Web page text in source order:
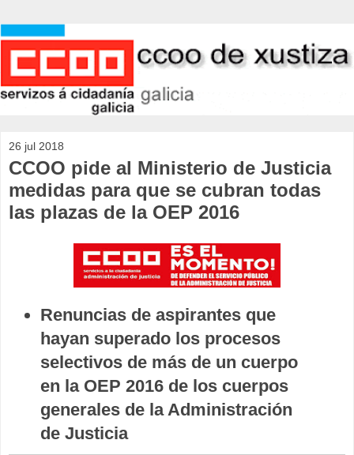
26 jul 2018
CCOO pide al Ministerio de Justicia
medidas para que se cubran todas
las plazas de la OEP 2016
Renuncias de aspirantes que
hayan superado los procesos
selectivos de más de un cuerpo
en la OEP 2016 de los cuerpos
generales de la Administración
de Justicia